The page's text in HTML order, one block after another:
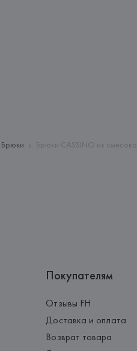
Брюки Брюки CASSINO из
Покупателям
Отзывы FH
Доставка и оплата
Возврат товара